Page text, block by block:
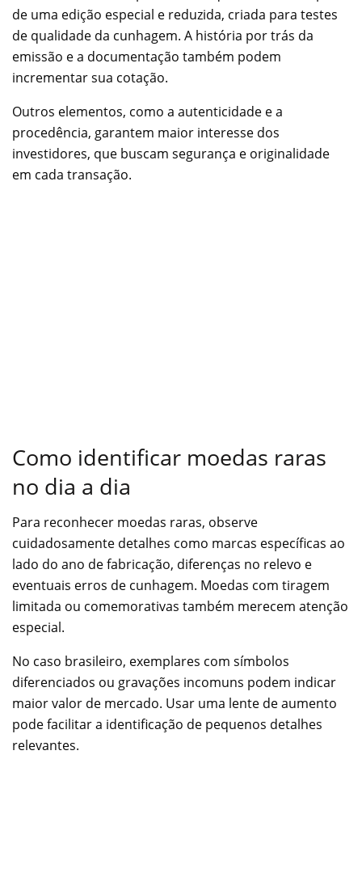
de uma edição especial e reduzida, criada para testes
de qualidade da cunhagem. A história por trás da
emissão e a documentação também podem
incrementar sua cotação.
Outros elementos, como a autenticidade e a
procedência, garantem maior interesse dos
investidores, que buscam segurança e originalidade
em cada transação.
Como identificar moedas raras
no dia a dia
Para reconhecer moedas raras, observe
cuidadosamente detalhes como marcas específicas ao
lado do ano de fabricação, diferenças no relevo e
eventuais erros de cunhagem. Moedas com tiragem
limitada ou comemorativas também merecem atenção
especial.
No caso brasileiro, exemplares com símbolos
diferenciados ou gravações incomuns podem indicar
maior valor de mercado. Usar uma lente de aumento
pode facilitar a identificação de pequenos detalhes
relevantes.